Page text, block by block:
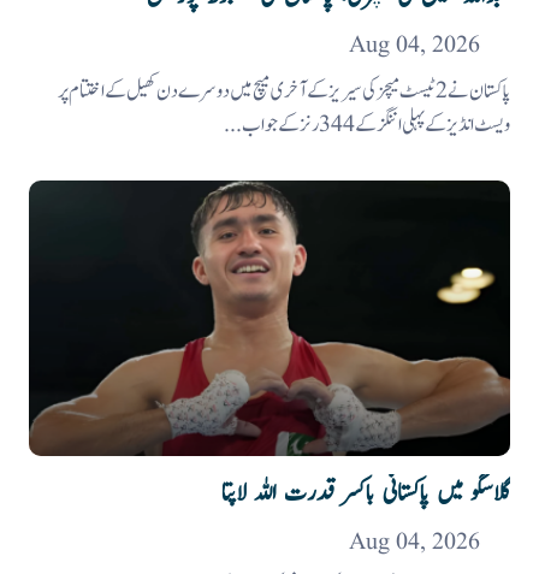
Aug 04, 2026
پاکستان نے 2 ٹیسٹ میچز کی سیریز کے آخری میچ میں دوسرے دن کھیل کے اختتام پر
ویسٹ انڈیز کے پہلی اننگز کے 344 رنز کے جواب...
گلاسگو میں پاکستانی باکسر قدرت اللہ لاپتا
Aug 04, 2026